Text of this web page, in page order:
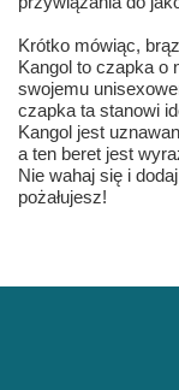
Krótko mówiąc,
Kangol to czapka o
swojemu
czapka ta stanowi
Kangol jest
a ten beret jest
Nie wahaj się i
pożałujesz!